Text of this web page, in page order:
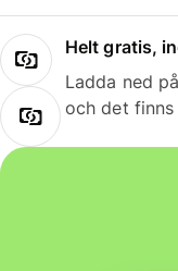
Helt gratis,
Ladda ned
och det finns